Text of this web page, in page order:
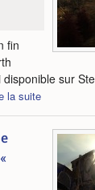
fin
sur
la suite